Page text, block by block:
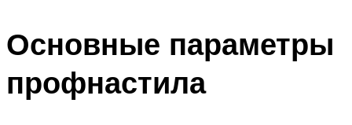
Основные параметры
профнастила